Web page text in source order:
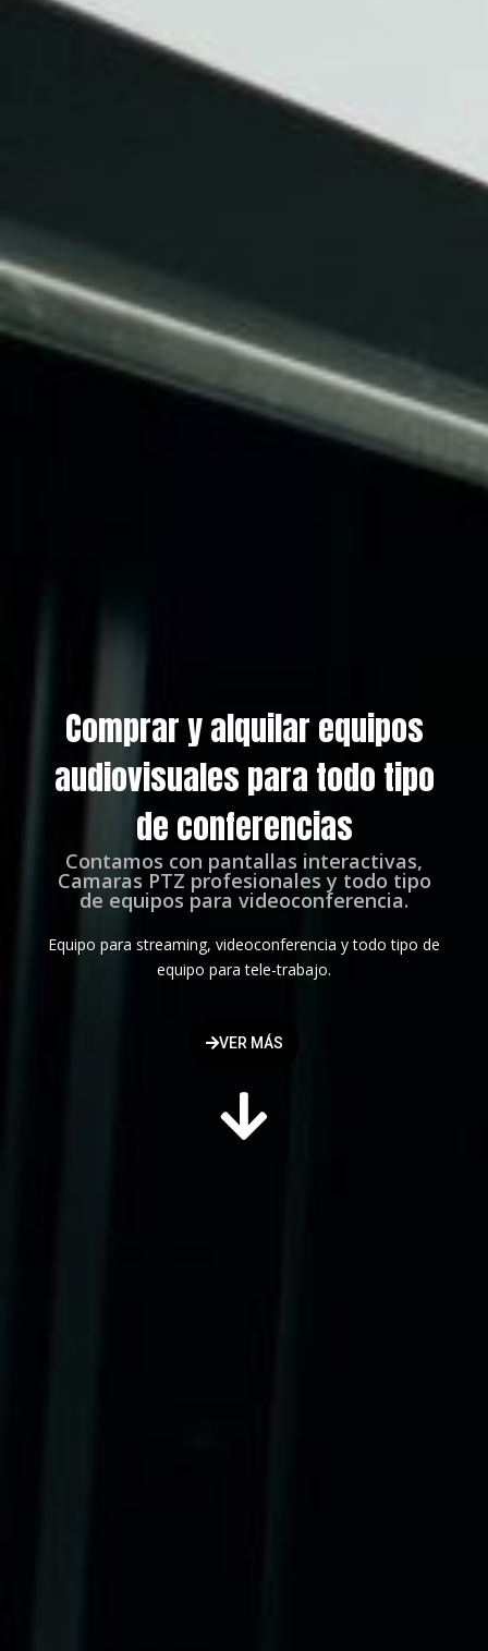
Comprar y alquilar equipos
audiovisuales para todo tipo
de conferencias
Contamos con pantallas interactivas,
Camaras PTZ profesionales y todo tipo
de equipos para videoconferencia.
Equipo para streaming, videoconferencia y todo tipo de
equipo para tele-trabajo.
VER MÁS